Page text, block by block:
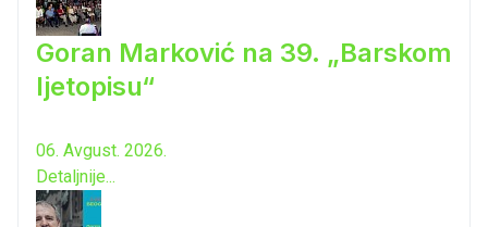
Goran Marković na 39. „Barskom
ljetopisu“
06. Avgust. 2026.
Detaljnije...